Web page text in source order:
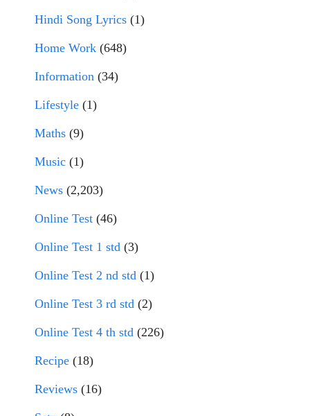
Hindi Song Lyrics (1)
Home Work (648)
Information (34)
Lifestyle (1)
Maths (9)
Music (1)
News (2,203)
Online Test (46)
Online Test 1 std (3)
Online Test 2 nd std (1)
Online Test 3 rd std (2)
Online Test 4 th std (226)
Recipe (18)
Reviews (16)